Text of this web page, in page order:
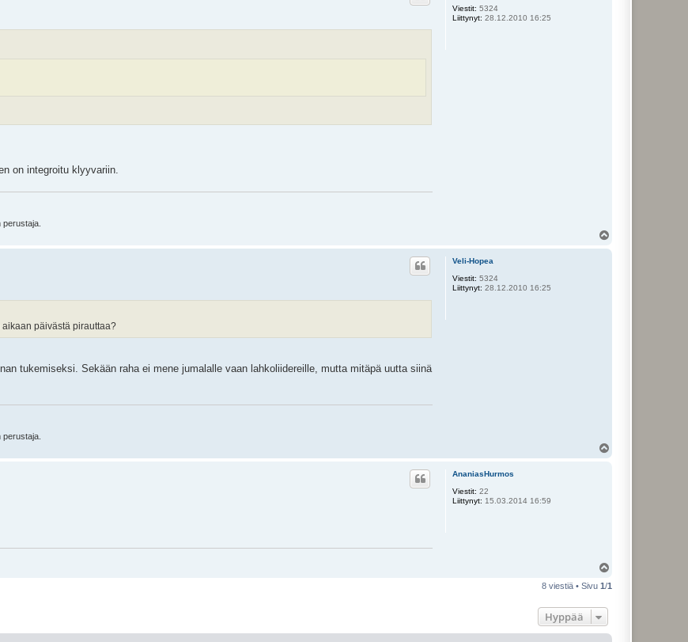
Viestit: 5324
Liittynyt: 28.12.2010 16:25
on integroitu klyyvariin.
Veli-Hopea
Viestit: 5324
Liittynyt: 28.12.2010 16:25
päivästä pirauttaa?
tukemiseksi. Sekään raha ei mene jumalalle vaan lahkoliidereille, mutta mitäpä uutta siinä
AnaniasHurmos
Viestit: 22
Liittynyt: 15.03.2014 16:59
ö
8 viestiä • Sivu 1/1
Hyppää